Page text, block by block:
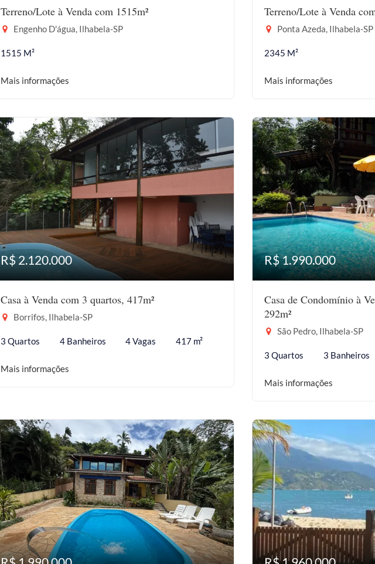
Terreno/Lote à Venda com 1515m²
Engenho D'água, Ilhabela-SP
1515 M²
Mais informações
Terreno/Lote à Venda
Ponta Azeda, Ilhabela-SP
2345 M²
Mais informações
R$ 2.120.000
Casa à Venda com 3 quartos, 417m²
Borrifos, Ilhabela-SP
3 Quartos 4 Banheiros 4 Vagas 417 m²
Mais informações
R$ 1.990.000
Casa de Condomínio à
292m²
São Pedro, Ilhabela-SP
3 Quartos 3 Banheiros
Mais informações